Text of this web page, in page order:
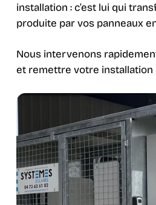
installation : c’est lui qui
produite par vos panneaux
Nous intervenons
et remettre votre